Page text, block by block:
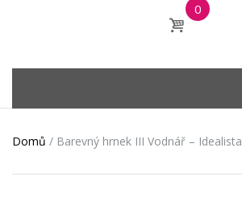
0
content
Domů / Barevný hrnek III Vodnář – Idealista